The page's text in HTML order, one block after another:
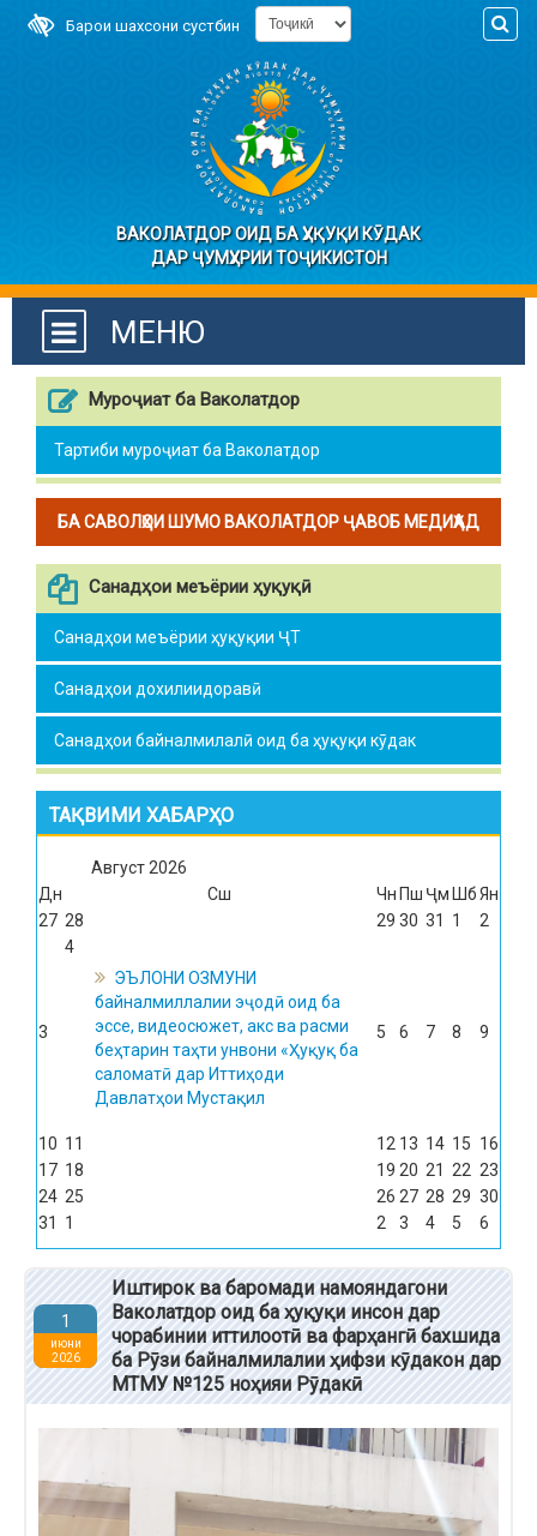
Барои шахсони сустбин
ВАКОЛАТДОР ОИД БА ҲУҚУҚИ КӮДАК
ДАР ҶУМҲУРИИ ТОҶИКИСТОН
МЕНЮ
Муроҷиат ба Ваколатдор
Тартиби муроҷиат ба Ваколатдор
БА САВОЛҲОИ ШУМО ВАКОЛАТДОР ҶАВОБ МЕДИҲАД
Санадҳои меъёрии ҳуқуқӣ
Санадҳои меъёрии ҳуқуқии ҶТ
Санадҳои дохилиидоравӣ
Санадҳои байналмилалӣ оид ба ҳуқуқи кӯдак
ТАҚВИМИ ХАБАРҲО
Август2026
Дн
Сш Чн Пш Ҷм ШбЯн
27 28 29 30 31 1 2
3
4
ЭЪЛОНИ ОЗМУНИ
байналмиллалии эҷодӣ оид ба
эссе, видеосюжет, акс ва расми
беҳтарин таҳти унвони «Ҳуқуқ ба
саломатӣ дар Иттиҳоди
Давлатҳои Мустақил
5 6 7 8 9
10 11 12 13 14 15 16
17 18 19 20 21 22 23
24 25 26 27 28 29 30
31
1 2 3 4 5 6
1
июни
2026
Иштирок ва баромади намояндагони
Ваколатдор оид ба ҳуқуқи инсон дар
чорабинии иттилоотӣ ва фарҳангӣ бахшида
ба Рӯзи байналмилалии ҳифзи кӯдакон дар
МТМУ №125 ноҳияи Рӯдакӣ